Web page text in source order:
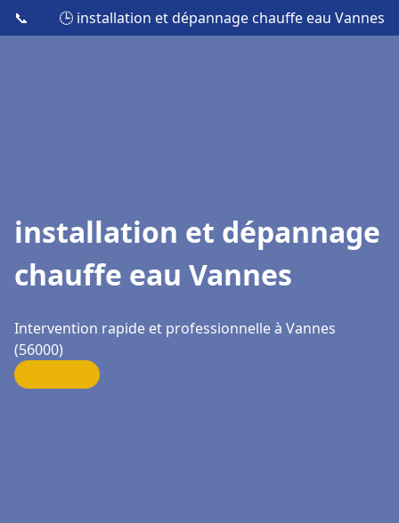
📞 🕒 installation et dépannage chauffe eau Vannes
installation et dépannage
chauffe eau Vannes
Intervention rapide et professionnelle à Vannes
(56000)